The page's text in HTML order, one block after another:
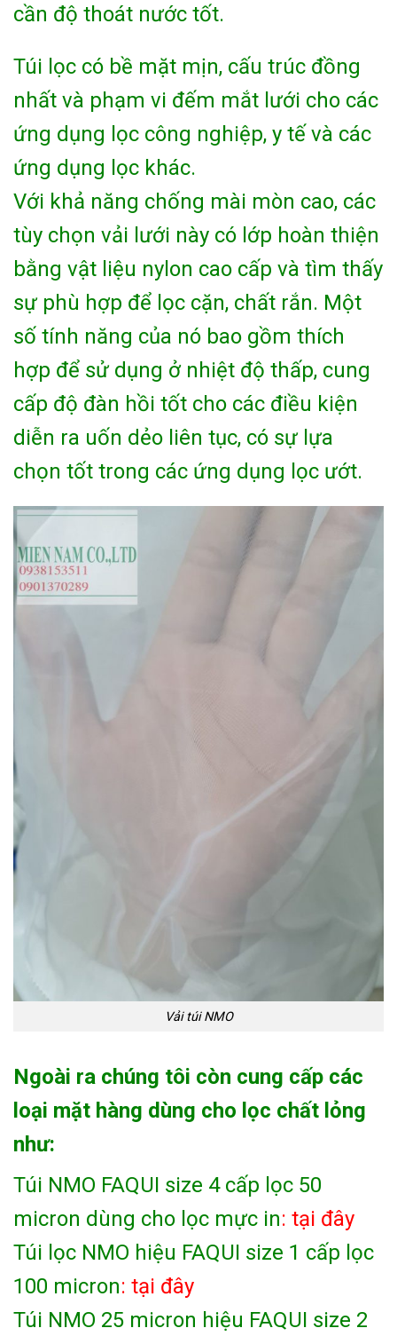
cần độ thoát nước tốt.
Túi lọc có bề mặt mịn, cấu trúc đồng
nhất và phạm vi đếm mắt lưới cho các
ứng dụng lọc công nghiệp, y tế và các
ứng dụng lọc khác.
Với khả năng chống mài mòn cao, các
tùy chọn vải lưới này có lớp hoàn thiện
bằng vật liệu nylon cao cấp và tìm thấy
sự phù hợp để lọc cặn, chất rắn. Một
số tính năng của nó bao gồm thích
hợp để sử dụng ở nhiệt độ thấp, cung
cấp độ đàn hồi tốt cho các điều kiện
diễn ra uốn dẻo liên tục, có sự lựa
chọn tốt trong các ứng dụng lọc ướt.
Vải túi NMO
Ngoài ra chúng tôi còn cung cấp các
loại mặt hàng dùng cho lọc chất lỏng
như:
Túi NMO FAQUI size 4 cấp lọc 50
micron dùng cho lọc mực in: tại đây
Túi lọc NMO hiệu FAQUI size 1 cấp lọc
100 micron: tại đây
Túi NMO 25 micron hiệu FAQUI size 2